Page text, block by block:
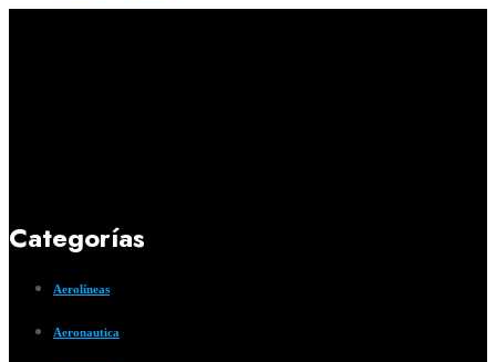
Categorías
Aerolíneas
Aeronautica